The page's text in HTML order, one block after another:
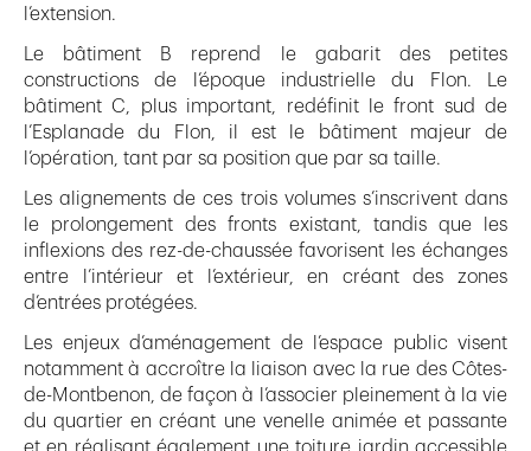
l’extension.
Le bâtiment B reprend le gabarit des petites
constructions de l’époque industrielle du Flon. Le
bâtiment C, plus important, redéfinit le front sud de
l’Esplanade du Flon, il est le bâtiment majeur de
l’opération, tant par sa position que par sa taille.
Les alignements de ces trois volumes s’inscrivent dans
le prolongement des fronts existant, tandis que les
inflexions des rez-de-chaussée favorisent les échanges
entre l’intérieur et l’extérieur, en créant des zones
d’entrées protégées.
Les enjeux d’aménagement de l’espace public visent
notamment à accroître la liaison avec la rue des Côtes-
de-Montbenon, de façon à l’associer pleinement à la vie
du quartier en créant une venelle animée et passante